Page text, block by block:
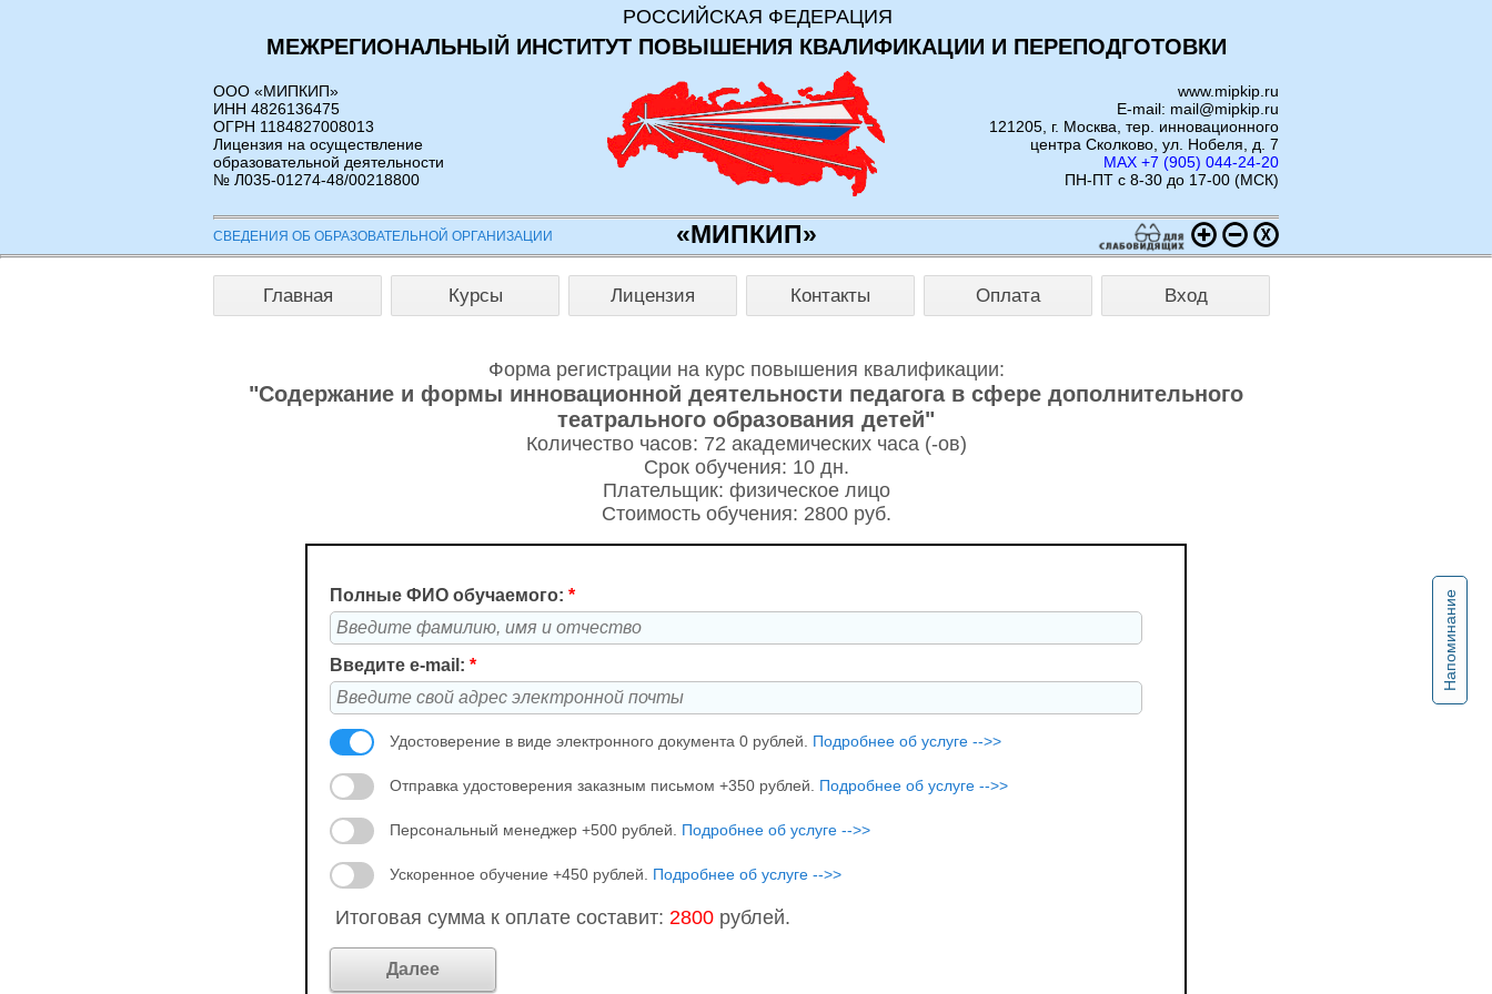
РОССИЙСКАЯ ФЕДЕРАЦИЯ
МЕЖРЕГИОНАЛЬНЫЙ ИНСТИТУТ ПОВЫШЕНИЯ КВАЛИФИКАЦИИ И ПЕРЕПОДГОТОВКИ
ООО «МИПКИП»
ИНН 4826136475
ОГРН 1184827008013
Лицензия на осуществление
образовательной деятельности
№ Л035-01274-48/00218800
www.mipkip.ru
E-mail: mail@mipkip.ru
121205, г. Москва, тер. инновационного
центра Сколково, ул. Нобеля, д. 7
MAX +7 (905) 044-24-20
ПН-ПТ с 8-30 до 17-00 (МСК)
СВЕДЕНИЯ ОБ ОБРАЗОВАТЕЛЬНОЙ ОРГАНИЗАЦИИ «МИПКИП»
Главная Курсы Лицензия Контакты Оплата Вход
Напоминание
Форма регистрации на курс повышения квалификации:
"Содержание и формы инновационной деятельности педагога в сфере дополнительного
театрального образования детей"
Количество часов: 72 академических часа (-ов)
Срок обучения: 10 дн.
Плательщик: физическое лицо
Стоимость обучения: 2800 руб.
Полные ФИО обучаемого: *
Введите e-mail: *
Удостоверение в виде электронного документа 0 рублей. Подробнее об услуге -->>
Отправка удостоверения заказным письмом +350 рублей. Подробнее об услуге -->>
Персональный менеджер +500 рублей. Подробнее об услуге -->>
Ускоренное обучение +450 рублей. Подробнее об услуге -->>
Итоговая сумма к оплате составит: 2800 рублей.